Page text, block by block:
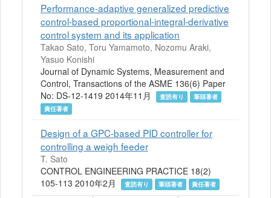
Performance-adaptive generalized predictive
control-based proportional-integral-derivative
control system and its application
Takao Sato, Toru Yamamoto, Nozomu Araki,
Yasuo Konishi
Journal of Dynamic Systems, Measurement and
Control, Transactions of the ASME 136(6) Paper
No: DS-12-1419 2014年11月
査読有り
筆頭著者
責任著者
Design of a GPC-based PID controller for
controlling a weigh feeder
T. Sato
CONTROL ENGINEERING PRACTICE 18(2)
105-113 2010年2月
査読有り 筆頭著者 責任著者